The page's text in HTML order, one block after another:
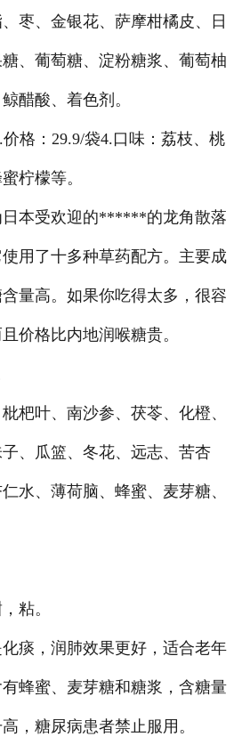
枣、金银花、萨摩柑橘皮、日
、葡萄糖、淀粉糖浆、葡萄柚
醋酸、着色剂。
：29.9/袋4.口味：荔枝、桃
柠檬等。
本受欢迎的******的龙角散落
用了十多种草药配方。主要成
量高。如果你吃得太多，很容
价格比内地润喉糖贵。
叶、南沙参、茯苓、化橙、
、瓜篮、冬花、远志、苦杏
水、薄荷脑、蜂蜜、麦芽糖、
粘。
，润肺效果更好，适合老年
蜂蜜、麦芽糖和糖浆，含糖量
，糖尿病患者禁止服用。